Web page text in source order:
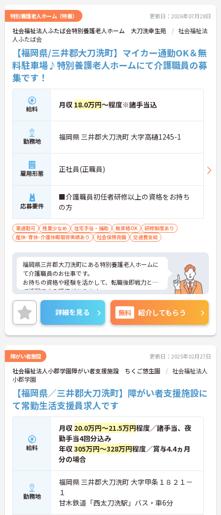
特別養護老人ホーム（特養） 更新日：2026年07月28日
社会福祉法人ふたば会特別養護老人ホーム 大刀洗幸生苑
社会福祉法
人ふたば会
【福岡県/三井郡大刀洗町】マイカー通勤OK＆無
料駐車場♪特別養護老人ホームにて介護職員の募
集です！
給料 月収 18.0万円～程度※諸手当込
勤務地 福岡県 三井郡大刀洗町 大字高樋1245-1
雇用形態 正社員(正職員)
応募要件
■介護職員初任者研修以上の資格をお持ち
の方
車通勤可 残業少なめ 住宅手当・補助 無資格OK
研修制度あり
産休･育休･介護休暇取得実績あり
社会保険完備 交通費支給
福岡県三井郡大刀洗町にある特別養護老人ホームに
て介護職員のお仕事です。
お持ちの資格や経験を活かして、転職後即戦力とし
て活躍できる環境があります。
ご興味ある方には、面接対策ポイントなど、さらに
詳細をお話しいたしますのでお気軽にご相談くださ
い。
詳細を見る 無料 紹介してもらう
障がい者施設 更新日：2025年02月27日
社会福祉法人小郡学園障がい者支援施設 ちくご悠生園
社会福祉法人
小郡学園
【福岡県／三井郡大刀洗町】障がい者支援施設に
て常勤生活支援員求人です
給料
月収 20.0万円～21.5万円程度／諸手当、夜
勤手当4回分込み
年収305万円～328万円程度／賞与4.4ヵ月
分の場合
勤務地
福岡県 三井郡大刀洗町 大字甲条１８２１－
１
甘木鉄道「西太刀洗駅」バス・車6分